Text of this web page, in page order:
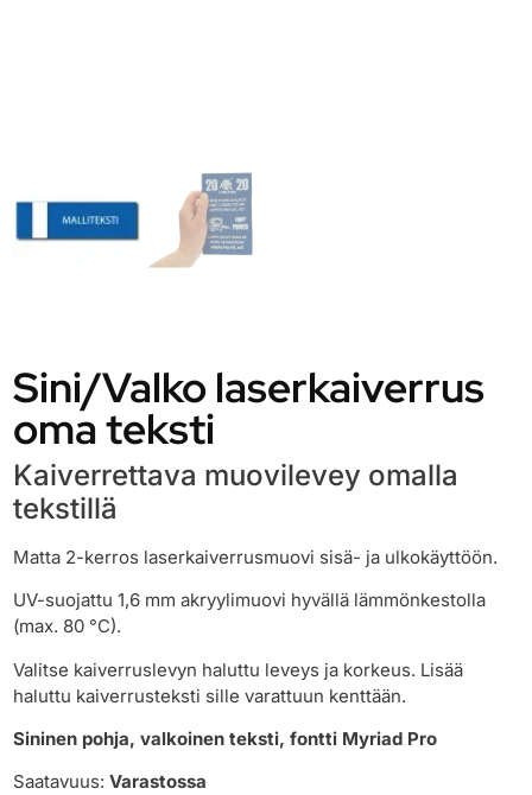
Sini/Valko laserkaiverrus
oma teksti
Kaiverrettava muovilevey omalla
tekstillä
Matta 2-kerros laserkaiverrusmuovi sisä- ja ulkokäyttöön.
UV-suojattu 1,6 mm akryylimuovi hyvällä lämmönkestolla
(max. 80 °C).
Valitse kaiverruslevyn haluttu leveys ja korkeus. Lisää
haluttu kaiverrusteksti sille varattuun kenttään.
Sininen pohja, valkoinen teksti, fontti Myriad Pro
Saatavuus:Varastossa